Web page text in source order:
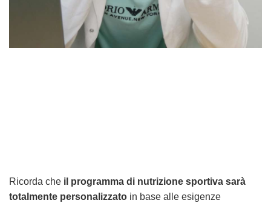
Ricorda che il programma di nutrizione sportiva sarà
totalmente personalizzato in base alle esigenze